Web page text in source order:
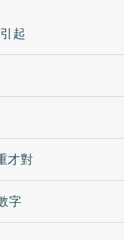
起
才對
字